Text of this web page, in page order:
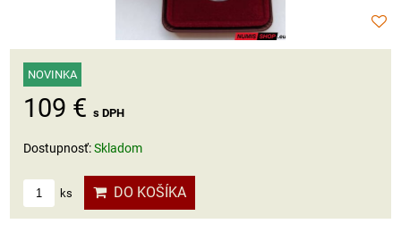
NOVINKA
109 € s DPH
Dostupnosť:Skladom
ks DO KOŠÍKA